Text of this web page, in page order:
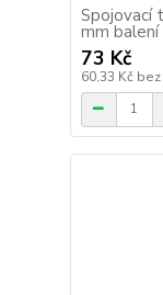
Spojovací
mm balení
73 Kč
60,33 Kč bez